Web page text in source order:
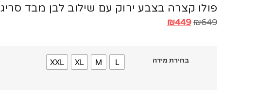
פולו קצרה בצבע ירוק עם שילוב לבן מבד סריג
₪649
₪449
בחירת מידה L
M
XL
XXL